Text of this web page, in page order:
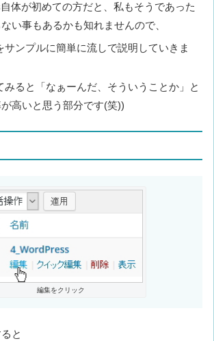
体が初めての方だと、私もそうであった
い事もあるかも知れませんので、
サンプルに簡単に流しで説明していきま
みると「なぁーんだ、そういうことか」と
高いと思う部分です(笑))
編集をクリック
と